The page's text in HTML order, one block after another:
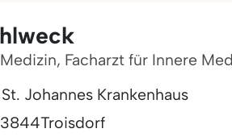
Facharzt für Innere
Johannes Krankenhaus
Troisdorf